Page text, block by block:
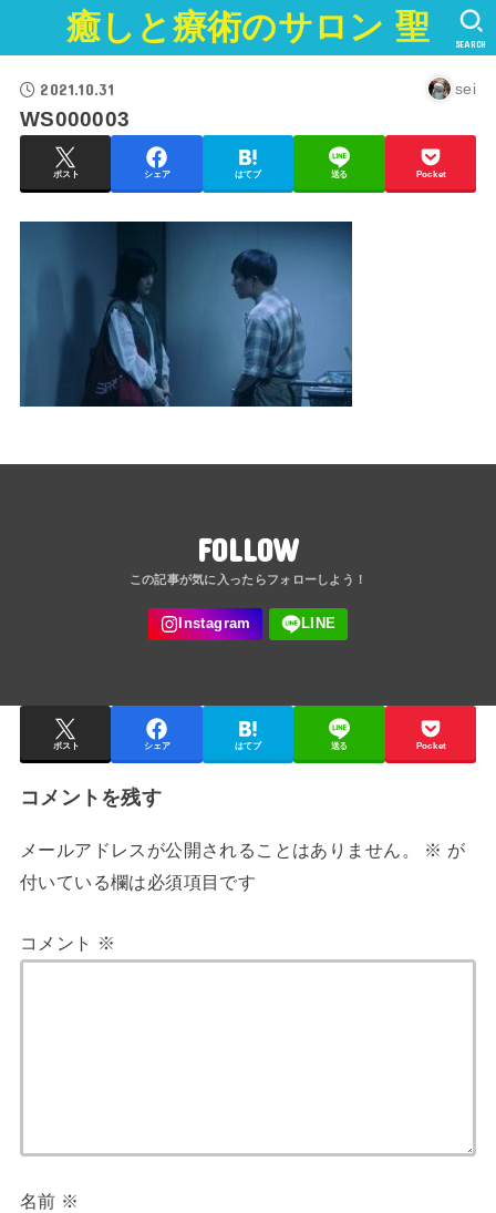
癒しと療術のサロン 聖 SEARCH
2021.10.31 sei
WS000003
ポスト シェア はてブ 送る Pocket
FOLLOW
ポスト シェア はてブ 送る Pocket
コメントを残す
メールアドレスが公開されることはありません。 ※ が
付いている欄は必須項目です
コメント ※
名前 ※